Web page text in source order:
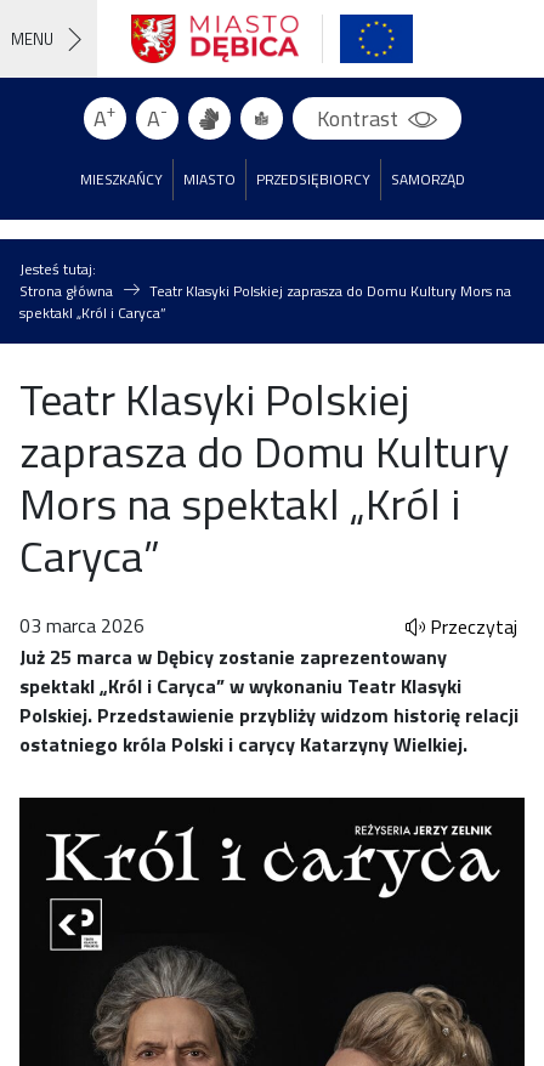
MENU
MIESZKAŃCY MIASTO PRZEDSIĘBIORCY SAMORZĄD
A+ A- Kontrast
Jesteś tutaj:
Strona główna
Teatr Klasyki Polskiej zaprasza do Domu Kultury Mors na
spektakl „Król i Caryca”
Teatr Klasyki Polskiej
zaprasza do Domu Kultury
Mors na spektakl „Król i
Caryca”
03 marca 2026
Przeczytaj
Już 25 marca w Dębicy zostanie zaprezentowany
spektakl „Król i Caryca” w wykonaniu Teatr Klasyki
Polskiej. Przedstawienie przybliży widzom historię relacji
ostatniego króla Polski i carycy Katarzyny Wielkiej.